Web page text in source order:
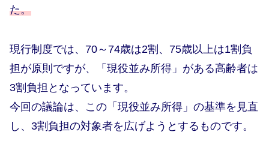
た。
現行制度では、70～74歳は2割、75歳以上は1割負
担が原則ですが、「現役並み所得」がある高齢者は
3割負担となっています。
今回の議論は、この「現役並み所得」の基準を見直
し、3割負担の対象者を広げようとするものです。